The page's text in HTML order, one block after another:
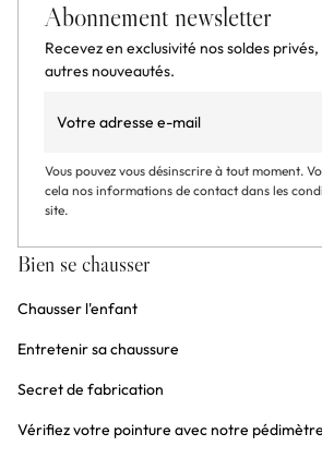
Abonnement newsletter
Recevez en exclusivité nos soldes
autres nouveautés.
Vous pouvez vous désinscrire à tout moment.
cela nos informations de contact dans les
site.
Bien se chausser
Chausser l'enfant
Entretenir sa chaussure
Secret de fabrication
Vérifiez votre pointure avec notre pédimètre